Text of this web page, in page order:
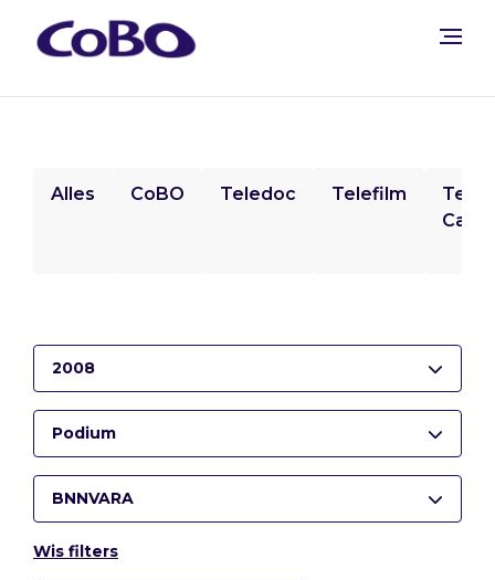
Alles CoBO Teledoc Telefilm
2008
Podium
BNNVARA
Wis filters